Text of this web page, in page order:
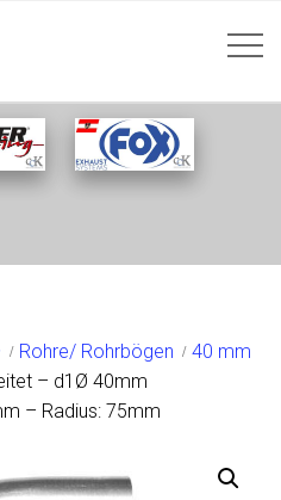
Rohre/ Rohrbögen
40 mm
– d1Ø 40mm
– Radius: 75mm